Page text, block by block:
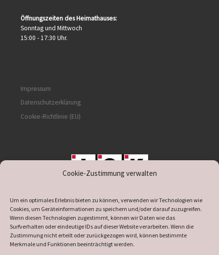
Cookie-Zustimmung verwalten
Um ein optimales Erlebnis bieten zu können, verwenden wir Technologien wie
Cookies, um Geräteinformationen zu speichern und/oder darauf zuzugreifen.
Wenn diesen Technologien zugestimmt, können wir Daten wie das
Surfverhalten oder eindeutige IDs auf dieser Website verarbeiten. Wenn die
Zustimmung nicht erteilt oder zurückgezogen wird, können bestimmte
Merkmale und Funktionen beeinträchtigt werden.
Öffnungszeiten des Heimathauses:
Sonntag und Mittwoch
15:00 - 17:30 Uhr.
Impressum
Datenschutzerklärung
Cookie-Richtlinie (EU)
supported by DÖ